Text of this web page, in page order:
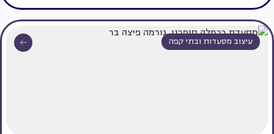
עיצוב מסעדות ובתי קפה